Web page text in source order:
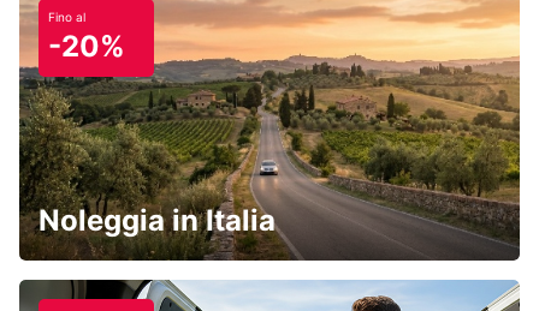
Fino al
-20%
Noleggia in Italia